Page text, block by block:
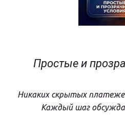
Простые и
Никаких скрытых
Каждый шаг